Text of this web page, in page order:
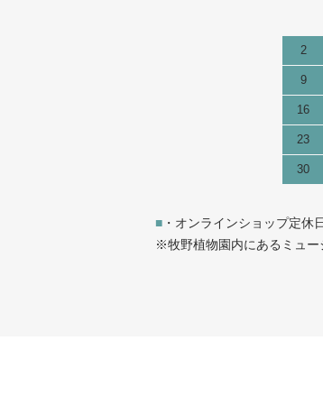
2
9
16
23
30
■ ・オンラインショップ定休
※牧野植物園内にあるミュー